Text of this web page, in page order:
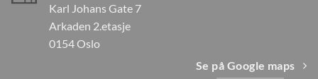
Karl Johans Gate 7
Arkaden 2.etasje
0154 Oslo
Se på Google maps